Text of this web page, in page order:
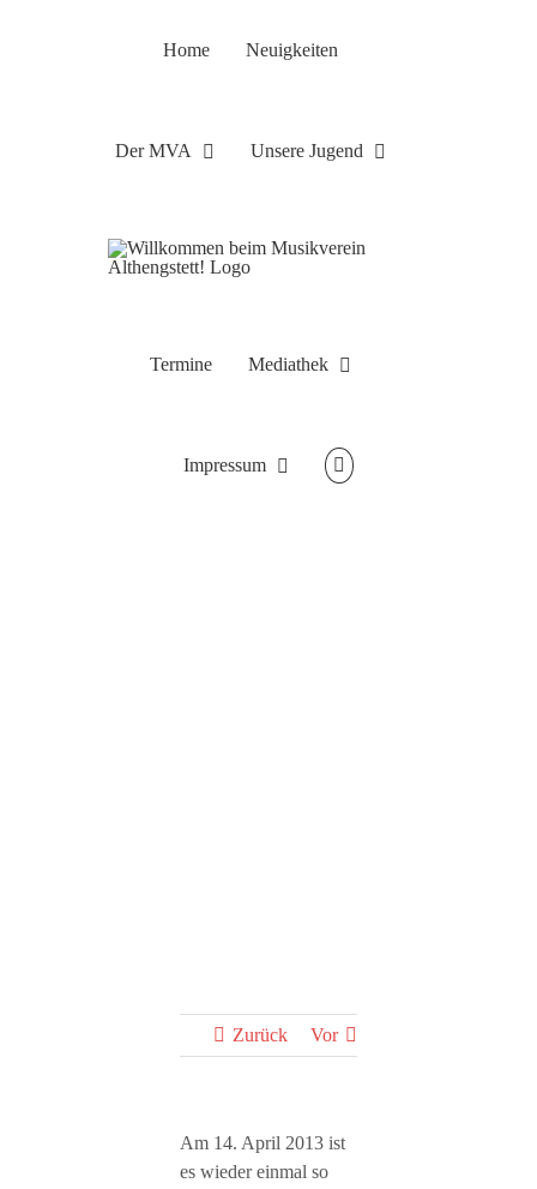
Home Neuigkeiten
Der MVA Unsere Jugend
Termine Mediathek
Impressum
Zurück Vor
Am 14. April 2013 ist
es wieder einmal so